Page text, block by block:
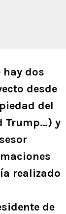
hay dos
desde
del
Trump…) y
realizado
de